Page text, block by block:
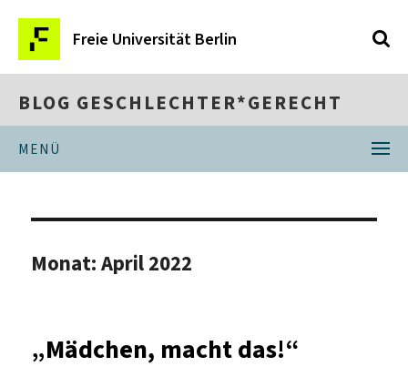
Freie Universität Berlin
BLOG GESCHLECHTER*GERECHT
MENÜ
Monat:April 2022
„Mädchen, macht das!“